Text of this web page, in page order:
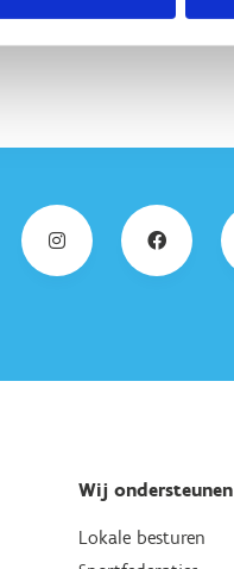
Wij ondersteunen
Lokale besturen